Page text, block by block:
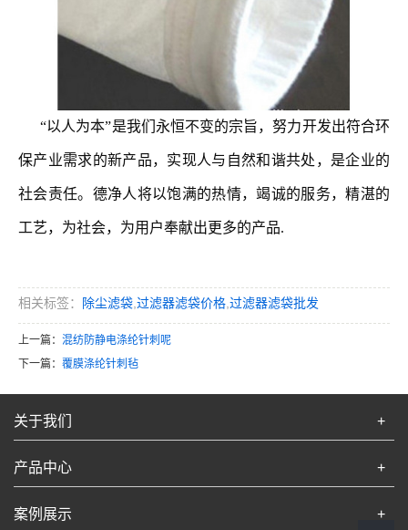
“以人为本”是我们永恒不变的宗旨，努力开发出符合环
保产业需求的新产品，实现人与自然和谐共处，是企业的
社会责任。德净人将以饱满的热情，竭诚的服务，精湛的
工艺，为社会，为用户奉献出更多的产品.
相关标签： 除尘滤袋 过滤器滤袋价格 过滤器滤袋批发
上一篇： 混纺防静电涤纶针刺呢
下一篇： 覆膜涤纶针刺毡
关于我们 +
产品中心 +
案例展示 +